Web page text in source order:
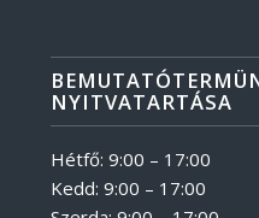
NYITVATARTÁSA
Hétfő: 9:00 – 17:00
Kedd: 9:00 – 17:00